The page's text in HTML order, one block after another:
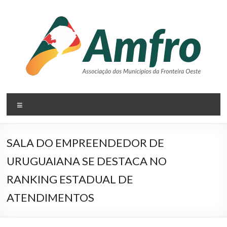
AMFRO
–
Associação
dos
Municípios
da
SALA DO EMPREENDEDOR DE
URUGUAIANA SE DESTACA NO
RANKING ESTADUAL DE
ATENDIMENTOS